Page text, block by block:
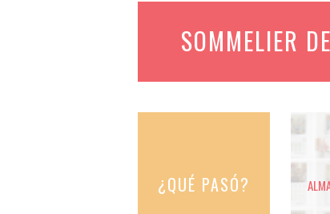
SOMMELIER
¿QUÉ PASÓ?